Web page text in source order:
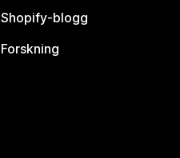
Shopify-blogg
Forskning